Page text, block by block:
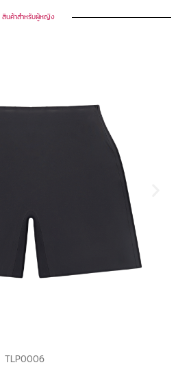
สินค้าสำหรับผู้หญิง
TLP0006